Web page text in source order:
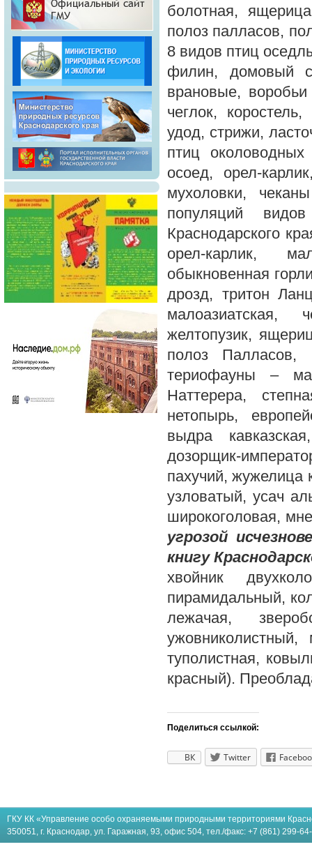
болотная,
полоз палласов,
8 видов птиц
филин, домовый
врановые,
чеглок,
удод, стрижи,
птиц
осоед, орел-
мухоловки,
популяций
Краснодарского
орел-карлик,
обыкновенная
дрозд, тритон
малоазиатская,
желтопузик,
полоз Палласов,
териофауны –
Наттерера,
нетопырь,
выдра
дозорщик-
пахучий, жужелица
узловатый, усач
широкоголовая,
угрозой
книгу
хвойник
пирамидальный,
лежачая,
туполистная,
красный).
Поделиться ссылкой:
ВК Twitter
ГКУ КК «Управление особо охраняемыми природными территориями
350051, г. Краснодар, ул. Гаражная, 93, офис 504, тел./факс: +7 (861) 299-